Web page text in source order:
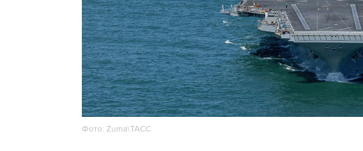
Фото: Zuma\ТАСС